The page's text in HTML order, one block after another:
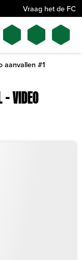
Vraag het de FC
aanvallen #1
– VIDEO